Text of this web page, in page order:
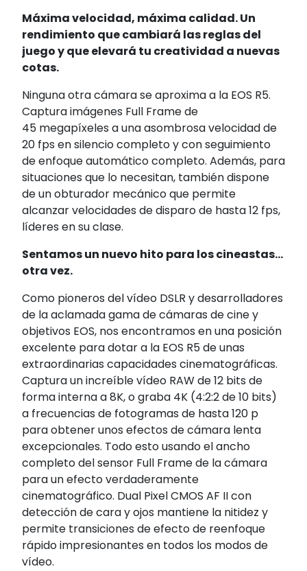
Máxima velocidad, máxima calidad. Un
rendimiento que cambiará las reglas del
juego y que elevará tu creatividad a nuevas
cotas.
Ninguna otra cámara se aproxima a la EOS R5.
Captura imágenes Full Frame de
45 megapíxeles a una asombrosa velocidad de
20 fps en silencio completo y con seguimiento
de enfoque automático completo. Además, para
situaciones que lo necesitan, también dispone
de un obturador mecánico que permite
alcanzar velocidades de disparo de hasta 12 fps,
líderes en su clase.
Sentamos un nuevo hito para los cineastas...
otra vez.
Como pioneros del vídeo DSLR y desarrolladores
de la aclamada gama de cámaras de cine y
objetivos EOS, nos encontramos en una posición
excelente para dotar a la EOS R5 de unas
extraordinarias capacidades cinematográficas.
Captura un increíble vídeo RAW de 12 bits de
forma interna a 8K, o graba 4K (4:2:2 de 10 bits)
a frecuencias de fotogramas de hasta 120 p
para obtener unos efectos de cámara lenta
excepcionales. Todo esto usando el ancho
completo del sensor Full Frame de la cámara
para un efecto verdaderamente
cinematográfico. Dual Pixel CMOS AF II con
detección de cara y ojos mantiene la nitidez y
permite transiciones de efecto de reenfoque
rápido impresionantes en todos los modos de
vídeo.